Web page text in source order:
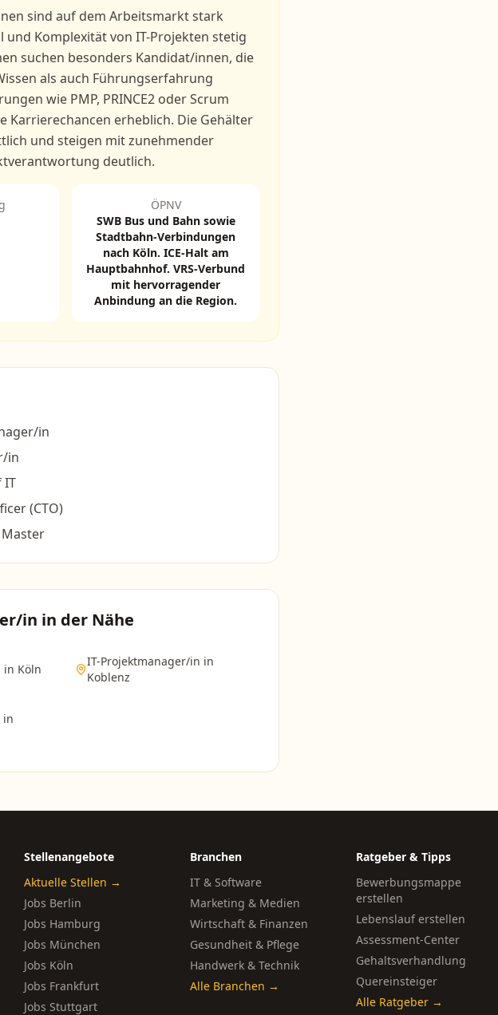
sind auf dem Arbeitsmarkt stark
und Komplexität von IT-Projekten stetig
suchen besonders Kandidat/innen, die
als auch Führungserfahrung
wie PMP, PRINCE2 oder Scrum
Karrierechancen erheblich. Die Gehälter
und steigen mit zunehmender
deutlich.
ÖPNV
SWB Bus und Bahn sowie
Stadtbahn-Verbindungen
nach Köln. ICE-Halt am
Hauptbahnhof. VRS-Verbund
mit hervorragender
Anbindung an die Region.
in
in
IT
(CTO)
Master
in in der Nähe
in Köln
IT-Projektmanager/in in
Koblenz
in
Stellenangebote
Aktuelle Stellen →
Jobs Berlin
Jobs Hamburg
Jobs München
Jobs Köln
Jobs Frankfurt
Jobs Stuttgart
Branchen
IT & Software
Marketing & Medien
Wirtschaft & Finanzen
Gesundheit & Pflege
Handwerk & Technik
Alle Branchen →
Ratgeber & Tipps
Bewerbungsmappe
erstellen
Lebenslauf erstellen
Assessment-Center
Gehaltsverhandlung
Quereinsteiger
Alle Ratgeber →